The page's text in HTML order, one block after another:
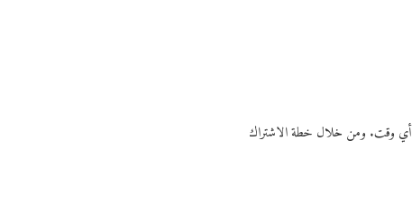
أي وقت. ومن خلال خطة الاشتراك